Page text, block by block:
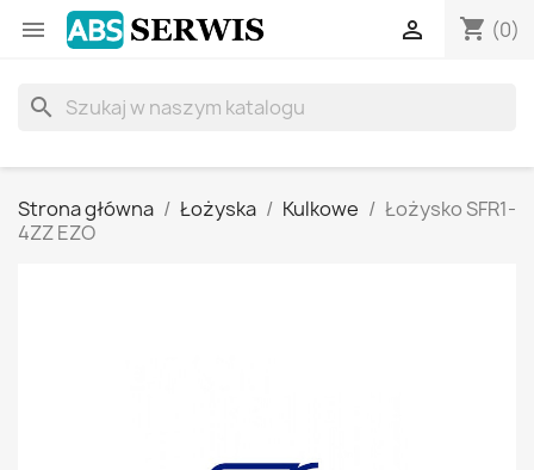
 shopping_cart (0)

search
Strona główna Łożyska Kulkowe
Łożysko SFR1-
4ZZ EZO